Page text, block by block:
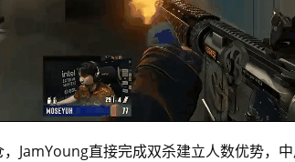
JamYoung直接完成双杀建立人数优势，